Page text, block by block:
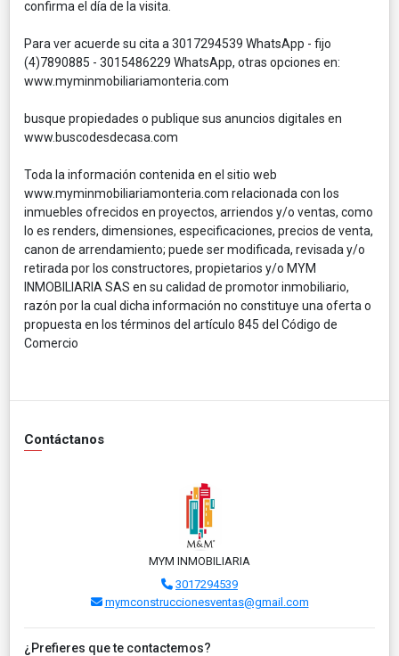
confirma el día de la visita.
Para ver acuerde su cita a 3017294539 WhatsApp - fijo
(4)7890885 - 3015486229 WhatsApp, otras opciones en:
www.myminmobiliariamonteria.com
busque propiedades o publique sus anuncios digitales en
www.buscodesdecasa.com
Toda la información contenida en el sitio web
www.myminmobiliariamonteria.com relacionada con los
inmuebles ofrecidos en proyectos, arriendos y/o ventas, como
lo es renders, dimensiones, especificaciones, precios de venta,
canon de arrendamiento; puede ser modificada, revisada y/o
retirada por los constructores, propietarios y/o MYM
INMOBILIARIA SAS en su calidad de promotor inmobiliario,
razón por la cual dicha información no constituye una oferta o
propuesta en los términos del artículo 845 del Código de
Comercio
Contáctanos
MYM INMOBILIARIA
3017294539
mymconstruccionesventas@gmail.com
¿Prefieres que te contactemos?